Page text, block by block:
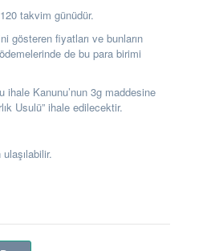
takvim günüdür.
gösteren fiyatları ve bunların
de bu para birimi
ihale Kanunu’nun 3g maddesine
Usulü” ihale edilecektir.